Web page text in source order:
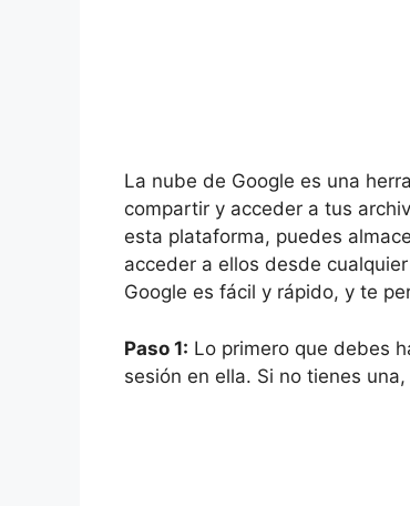
La nube de Google es una
compartir y acceder a tus
esta plataforma, puedes
acceder a ellos desde
Google es fácil y rápido, y te
Paso 1: Lo primero que debes
sesión en ella. Si no tienes